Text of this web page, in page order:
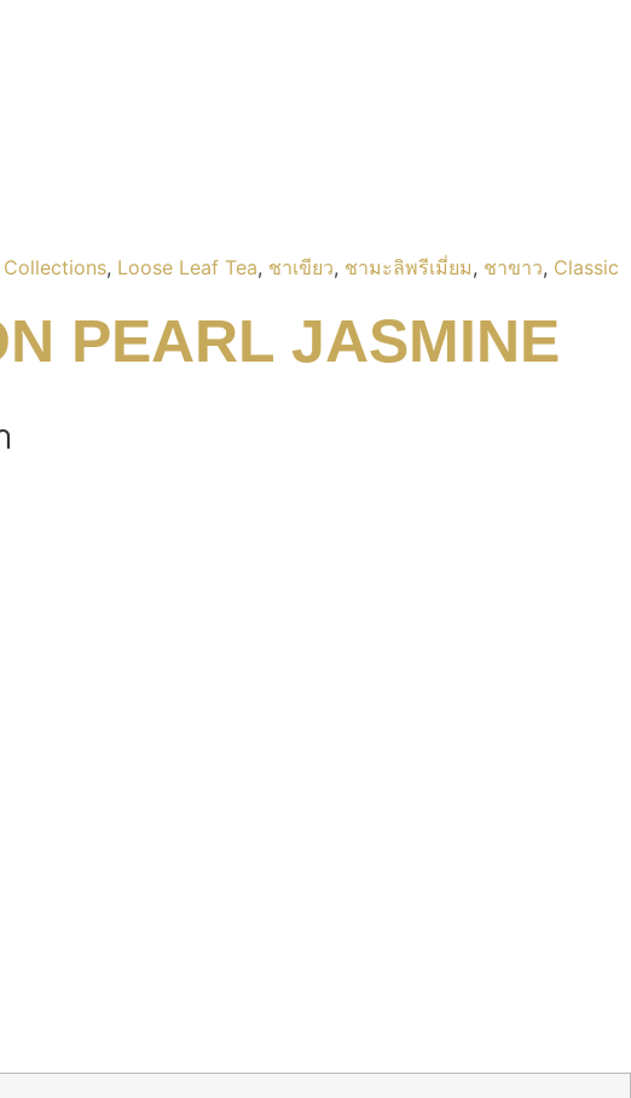
Collections, Loose Leaf Tea, ชาเขียว, ชามะลิพรีเมี่ยม, ชาขาว, Classic
PEARL JASMINE